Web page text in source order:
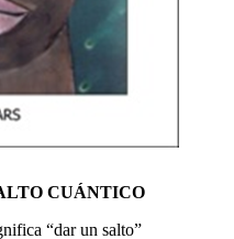
CUÁNTICO
“dar un salto”